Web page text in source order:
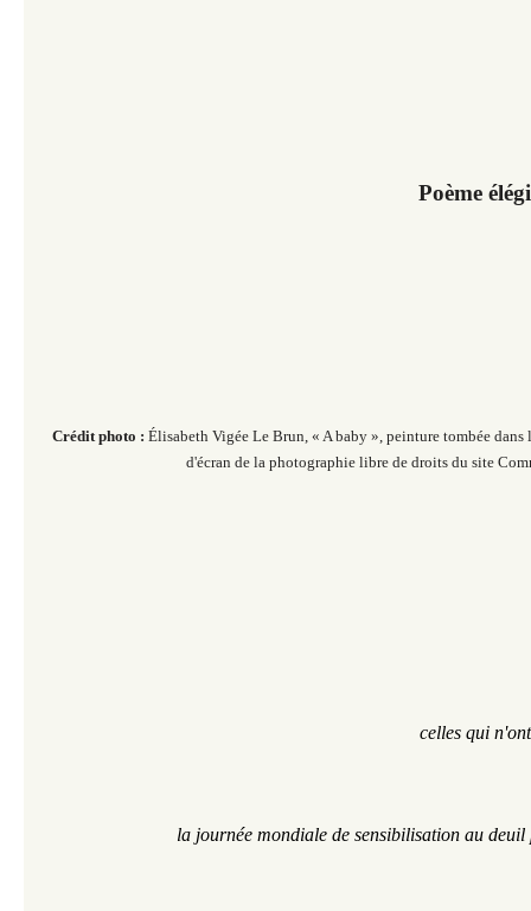
Poème
Crédit photo : Élisabeth Vigée Le Brun, « A baby », peinture tombée
d'écran de la photographie libre de droits du site
celles qui
la journée mondiale de sensibilisation au